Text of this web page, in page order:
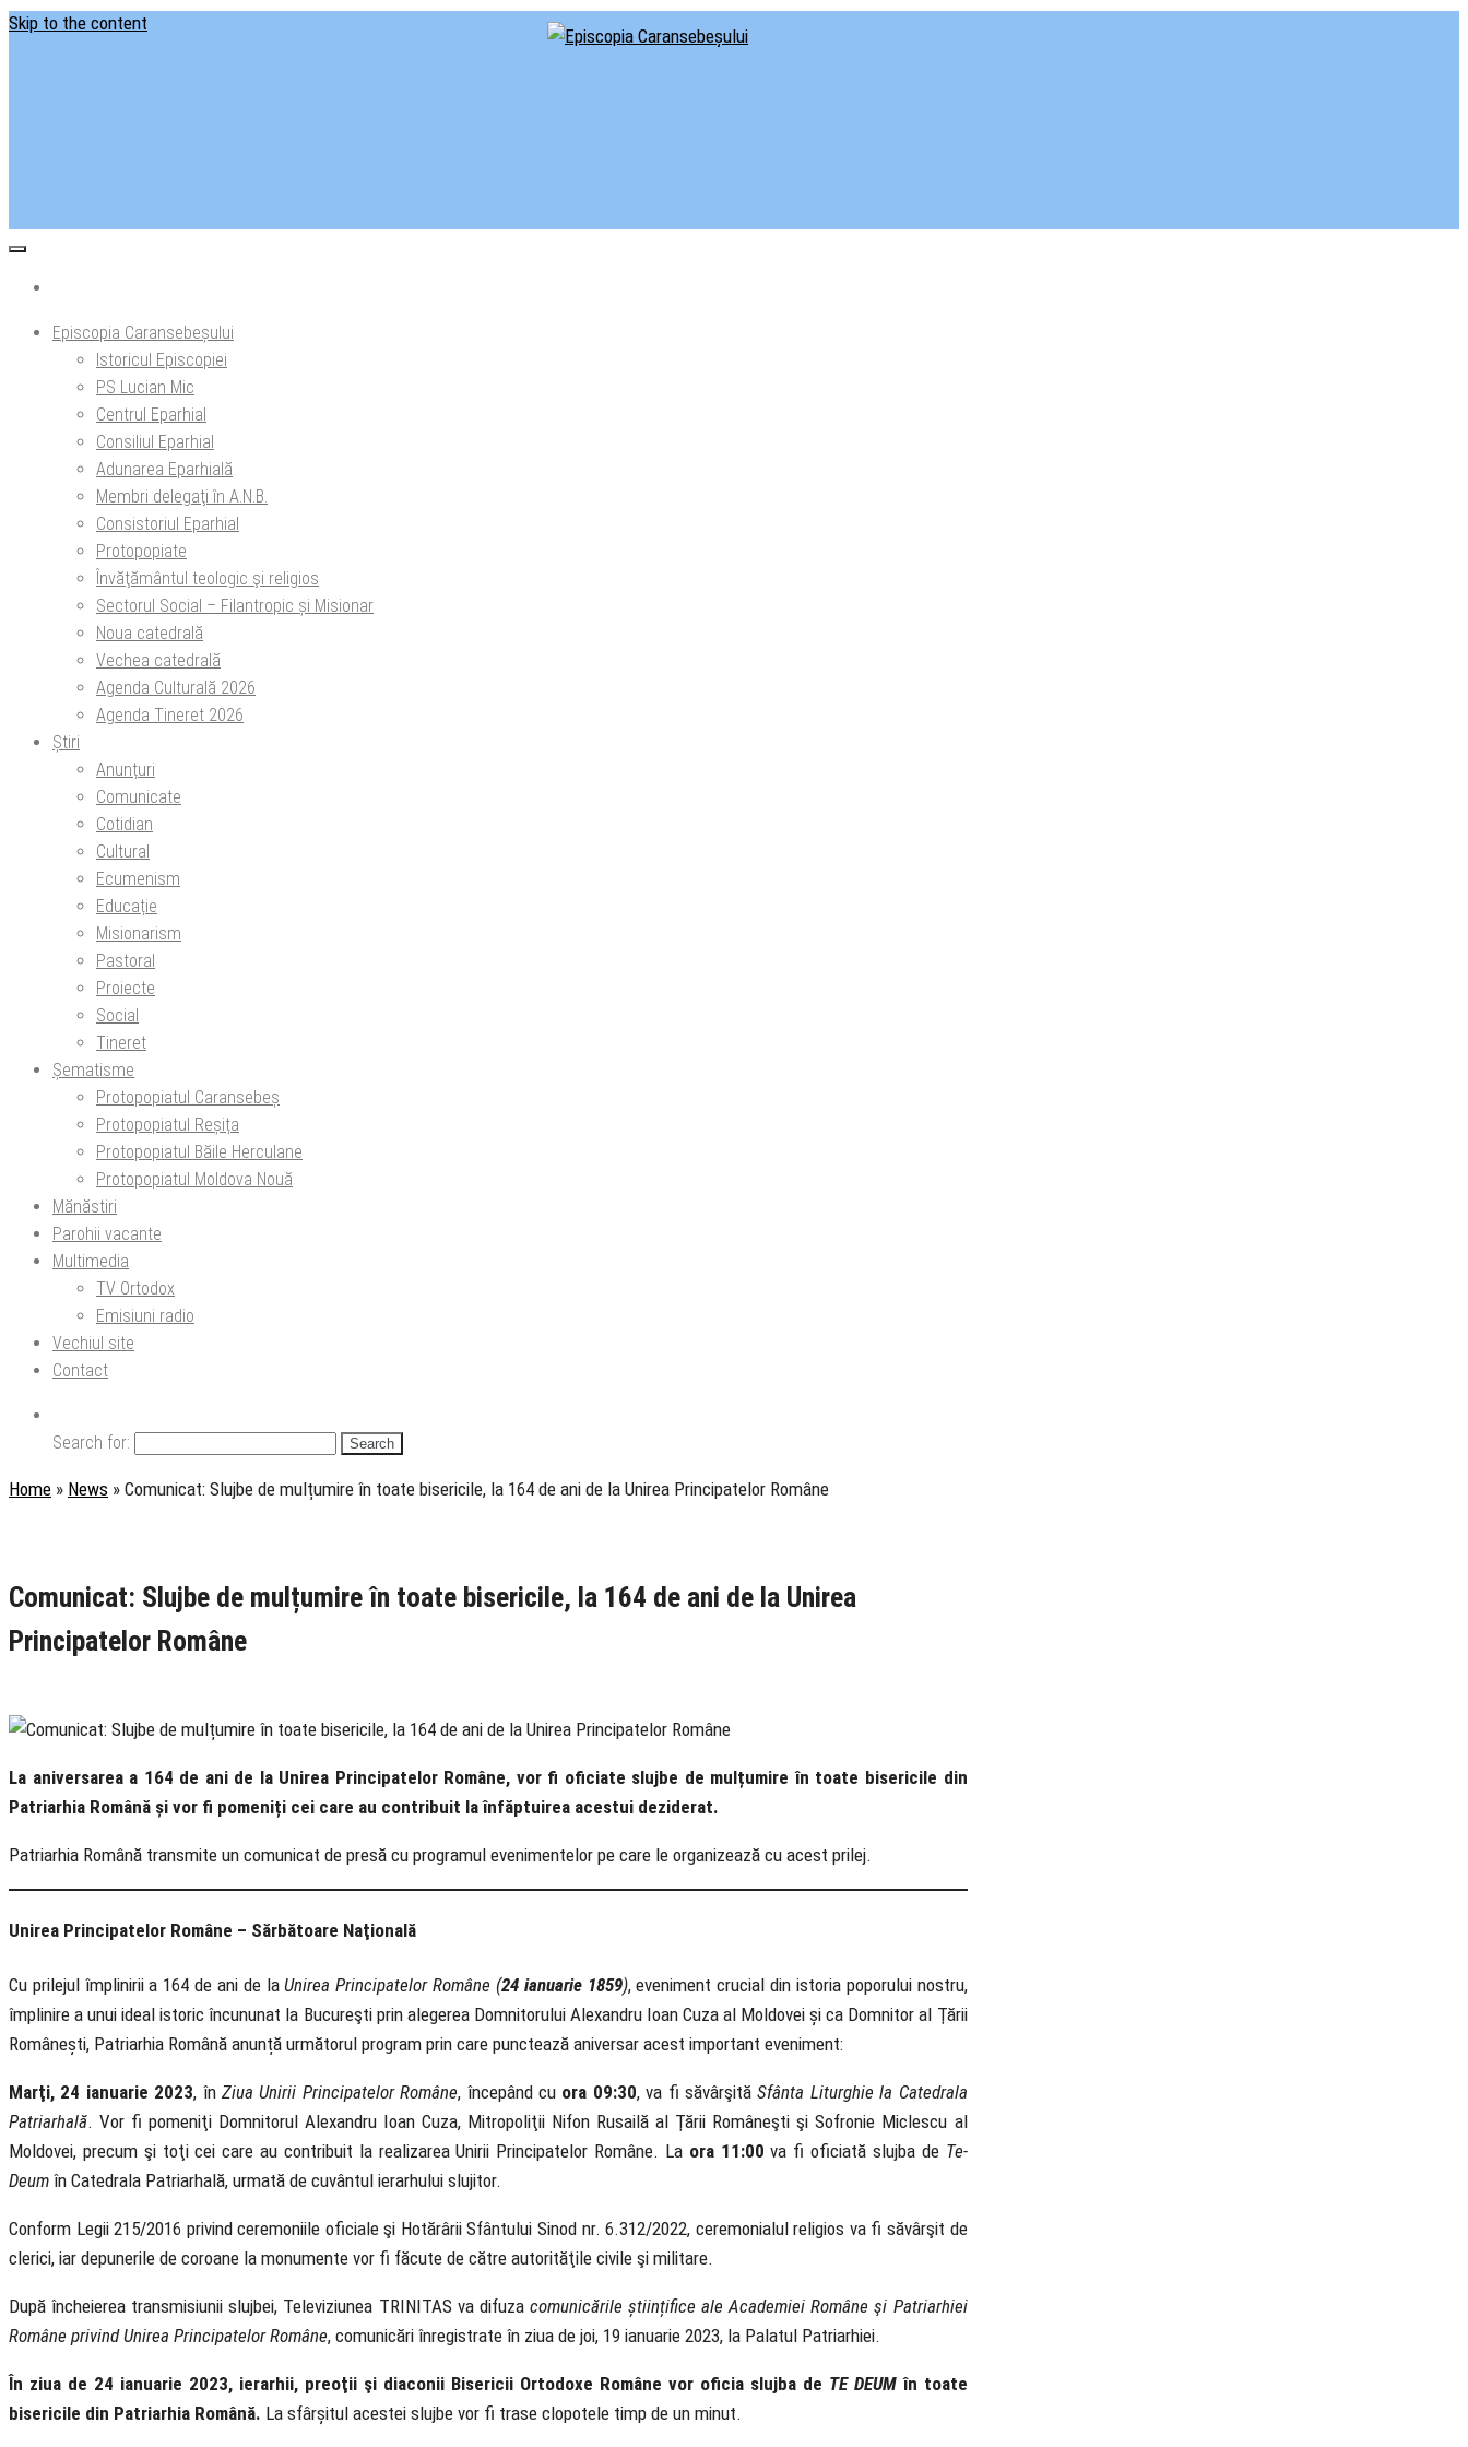
Skip to the content
Episcopia Caransebeșului
Istoricul Episcopiei
PS Lucian Mic
Centrul Eparhial
Consiliul Eparhial
Adunarea Eparhială
Membri delegaţi în A.N.B.
Consistoriul Eparhial
Protopopiate
Învăţământul teologic şi religios
Sectorul Social – Filantropic și Misionar
Noua catedrală
Vechea catedrală
Agenda Culturală 2026
Agenda Tineret 2026
Știri
Anunțuri
Comunicate
Cotidian
Cultural
Ecumenism
Educație
Misionarism
Pastoral
Proiecte
Social
Tineret
Șematisme
Protopopiatul Caransebeș
Protopopiatul Reșița
Protopopiatul Băile Herculane
Protopopiatul Moldova Nouă
Mănăstiri
Parohii vacante
Multimedia
TV Ortodox
Emisiuni radio
Vechiul site
Contact
Search for:
Home » News » Comunicat: Slujbe de mulțumire în toate bisericile, la 164 de ani de la Unirea Principatelor Române
Comunicat: Slujbe de mulțumire în toate bisericile, la 164 de ani de la Unirea
Principatelor Române
La aniversarea a 164 de ani de la Unirea Principatelor Române, vor fi oficiate slujbe de mulțumire în toate bisericile din
Patriarhia Română și vor fi pomeniți cei care au contribuit la înfăptuirea acestui deziderat.
Patriarhia Română transmite un comunicat de presă cu programul evenimentelor pe care le organizează cu acest prilej.
Unirea Principatelor Române – Sărbătoare Naţională
Cu prilejul împlinirii a 164 de ani de laUnirea Principatelor Române (24 ianuarie 1859), eveniment crucial din istoria poporului nostru,
împlinire a unui ideal istoric încununat la Bucureşti prin alegerea Domnitorului Alexandru Ioan Cuza al Moldovei și ca Domnitor al Ţării
Românești, Patriarhia Română anunță următorul program prin care punctează aniversar acest important eveniment:
Marţi, 24 ianuarie 2023, în Ziua Unirii Principatelor Române, începând cu ora 09:30, va fi săvârşităSfânta Liturghie la Catedrala
Patriarhală. Vor fi pomeniţi Domnitorul Alexandru Ioan Cuza, Mitropoliţii Nifon Rusailă al Ţării Româneşti şi Sofronie Miclescu al
Moldovei, precum şi toţi cei care au contribuit la realizarea Unirii Principatelor Române. La ora 11:00 va fi oficiată slujba de Te-
Deum în Catedrala Patriarhală, urmată de cuvântul ierarhului slujitor.
Conform Legii 215/2016 privind ceremoniile oficiale şi Hotărârii Sfântului Sinod nr. 6.312/2022, ceremonialul religios va fi săvârşit de
clerici, iar depunerile de coroane la monumente vor fi făcute de către autorităţile civile şi militare.
După încheierea transmisiunii slujbei, Televiziunea TRINITAS va difuza comunicările științifice ale Academiei Române şi Patriarhiei
Române privind Unirea Principatelor Române, comunicări înregistrate în ziua de joi, 19 ianuarie 2023, la Palatul Patriarhiei.
În ziua de 24 ianuarie 2023, ierarhii, preoţii şi diaconii Bisericii Ortodoxe Române vor oficia slujba de TE DEUMîn toate
bisericile din Patriarhia Română. La sfârșitul acestei slujbe vor fi trase clopotele timp de un minut.